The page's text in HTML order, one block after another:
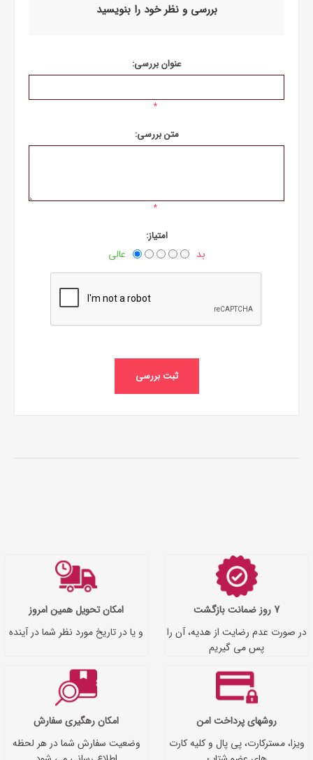
بررسی و نظر خود را بنویسید
عنوان بررسی:
*
متن بررسی:
*
امتیاز:
بد عالی
ثبت بررسی
7 روز ضمانت بازگشت
در صورت عدم رضایت از هدیه، آن را
پس می گیریم
امکان تحویل همین امروز
و یا در تاریخ مورد نظر شما در آینده
روشهای پرداخت امن
ویزا، مسترکارت، پی پال و کلیه کارت
امکان رهگیری سفارش
وضعیت سفارش شما در هر لحظه